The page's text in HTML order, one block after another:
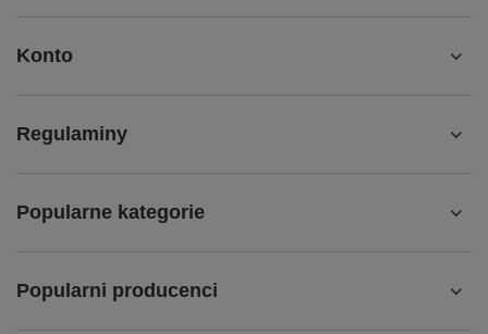
Konto
Regulaminy
Popularne kategorie
Popularni producenci